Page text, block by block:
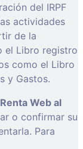
del IRPF
actividades
de la
el Libro registro
como el Libro
y Gastos.
Web al
o confirmar su
Para